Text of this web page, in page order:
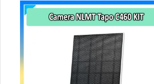
microSD tối đa 256GB hoặc lưu đám
cho gia đình và văn phòng nhỏ.